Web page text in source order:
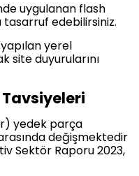
uygulanan flash
edebilirsiniz.
yerel
site duyurularını
yedek parça
değişmektedir
Sektör Raporu 2023,